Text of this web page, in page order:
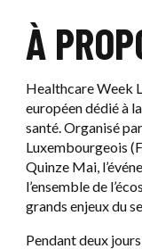
NOS
NOS
RÉSERVER
RÉSERVER
SERVICES
LUXEXPO
NOS
NOS
À
Healthcare Week
européen dédié à
santé. Organisé
Luxembourgeois
Quinze Mai,
l’ensemble de
grands enjeux du
Pendant deux